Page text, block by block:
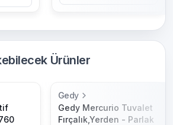
Ürünler
Gedy
Gedy Mercurio Tuvalet
Fırçalık,Yerden - Parlak